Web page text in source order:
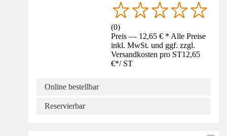
(0)
Preis — 12,65 € * Alle Preise
inkl. MwSt. und ggf. zzgl.
Versandkosten pro ST12,65
€*/ ST
Online bestellbar
Reservierbar